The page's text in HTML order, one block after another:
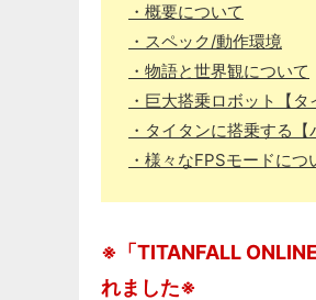
・概要について
・スペック/動作環境
・物語と世界観について
・巨大搭乗ロボット【
・タイタンに搭乗する
・様々なFPSモードにつ
※「TITANFALL
れました※